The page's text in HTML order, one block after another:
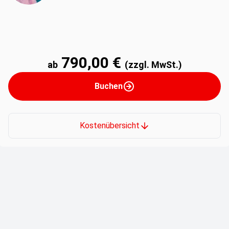
ab 790,00 € (zzgl. MwSt.)
Buchen
Kostenübersicht